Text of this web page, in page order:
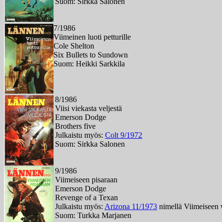
7/1986
Viimeinen luoti petturille
Cole Shelton
Six Bullets to Sundown
Suom: Heikki Sarkkila
8/1986
Viisi viekasta veljestä
Emerson Dodge
Brothers five
Julkaistu myös: Colt 9/1972
Suom: Sirkka Salonen
9/1986
Viimeiseen pisaraan
Emerson Dodge
Revenge of a Texan
Julkaistu myös: Arizona 11/1973 nimellä Viimeiseen
Suom: Turkka Marjanen